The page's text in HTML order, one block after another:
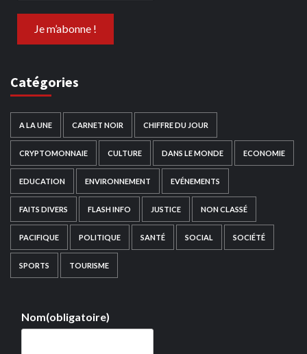
Catégories
A LA UNE CARNET NOIR CHIFFRE DU JOUR
CRYPTOMONNAIE CULTURE DANS LE MONDE ECONOMIE
EDUCATION ENVIRONNEMENT EVÉNEMENTS
FAITS DIVERS FLASH INFO JUSTICE NON CLASSÉ
PACIFIQUE POLITIQUE SANTÉ SOCIAL SOCIÉTÉ
SPORTS TOURISME
Nom(obligatoire)